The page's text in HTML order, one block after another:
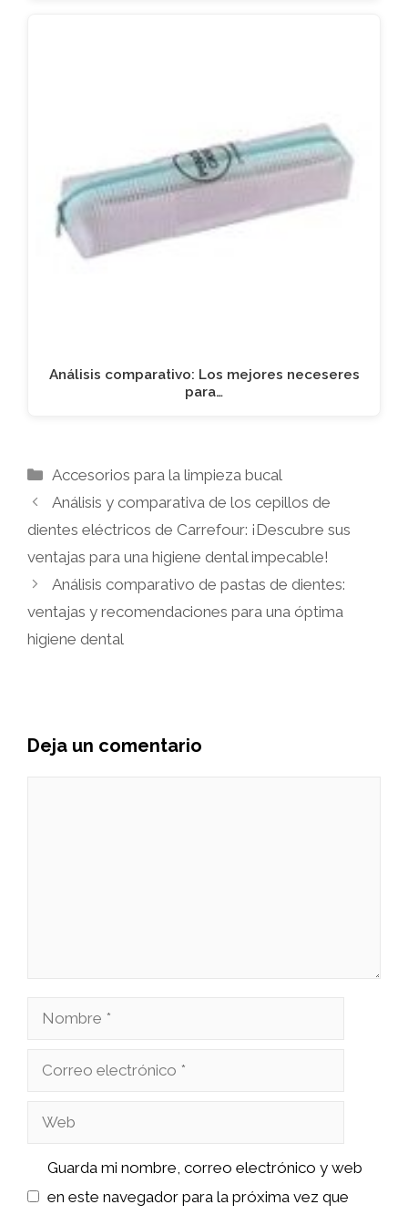
Análisis comparativo: Los mejores neceseres
para…
Categorías
Accesorios para la limpieza bucal
Análisis y comparativa de los cepillos de
dientes eléctricos de Carrefour: ¡Descubre sus
ventajas para una higiene dental impecable!
Análisis comparativo de pastas de dientes:
ventajas y recomendaciones para una óptima
higiene dental
Deja un comentario
Nombre
Correo
Web
Guarda mi nombre, correo electrónico y web
en este navegador para la próxima vez que